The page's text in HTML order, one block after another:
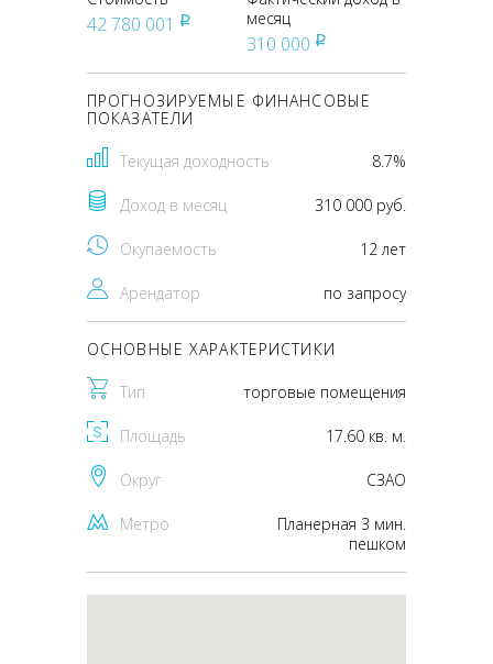
42 780 001 pуб
месяц
310 000 pуб
ПРОГНОЗИРУЕМЫЕ ФИНАНСОВЫЕ
ПОКАЗАТЕЛИ
Текущая доходность 8.7%
Доход в месяц 310 000 руб.
Окупаемость 12 лет
Арендатор по запросу
ОСНОВНЫЕ ХАРАКТЕРИСТИКИ
Тип торговые помещения
Площадь 17.60 кв. м.
Округ CЗАО
Метро
Планерная 3 мин.
пешком